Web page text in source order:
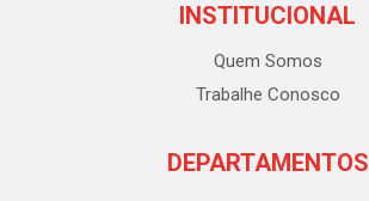
INSTITUCIONAL
Quem Somos
Trabalhe Conosco
DEPARTAMENTOS